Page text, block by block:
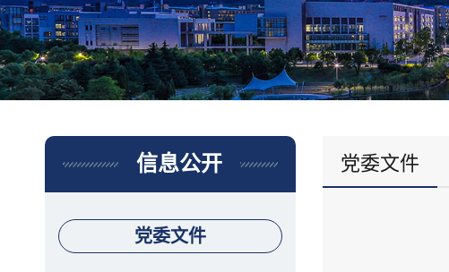
信息公开
党委文件
党委文件